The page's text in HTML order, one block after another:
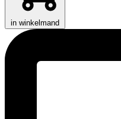
in winkelmand